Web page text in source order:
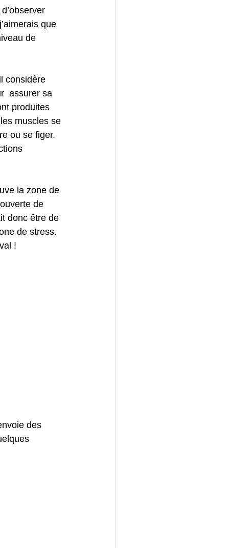
que
de
considère
assurer sa
produites
muscles se
ou se figer.
la zone de
de
donc être de
de stress.
!
des